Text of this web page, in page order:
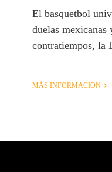
El basquetbol
duelas mexicanas
contratiempos, la
MÁS INFORMACIÓN